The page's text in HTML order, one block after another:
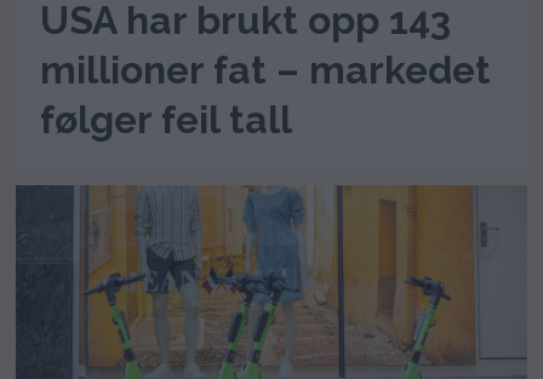
USA har brukt opp 143
millioner fat – markedet
følger feil tall